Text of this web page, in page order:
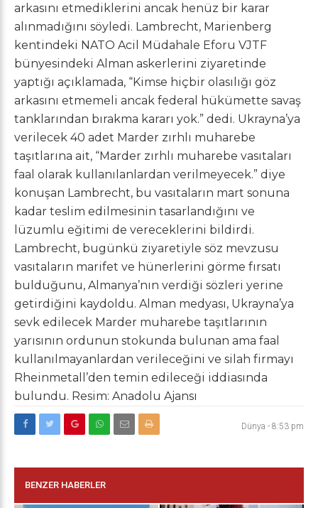
arkasını etmediklerini ancak henüz bir karar
alınmadığını söyledi. Lambrecht, Marienberg
kentindeki NATO Acil Müdahale Eforu VJTF
bünyesindeki Alman askerlerini ziyaretinde
yaptığı açıklamada, “Kimse hiçbir olasılığı göz
arkasını etmemeli ancak federal hükümette savaş
tanklarından bırakma kararı yok.” dedi. Ukrayna’ya
verilecek 40 adet Marder zırhlı muharebe
taşıtlarına ait, “Marder zırhlı muharebe vasıtaları
faal olarak kullanılanlardan verilmeyecek.” diye
konuşan Lambrecht, bu vasıtaların mart sonuna
kadar teslim edilmesinin tasarlandığını ve
lüzumlu eğitimi de vereceklerini bildirdi.
Lambrecht, bugünkü ziyaretiyle söz mevzusu
vasıtaların marifet ve hünerlerini görme fırsatı
bulduğunu, Almanya’nın verdiği sözleri yerine
getirdiğini kaydoldu. Alman medyası, Ukrayna’ya
sevk edilecek Marder muharebe taşıtlarının
yarısının ordunun stokunda bulunan ama faal
kullanılmayanlardan verileceğini ve silah firmayı
Rheinmetall’den temin edileceği iddiasında
bulundu. Resim: Anadolu Ajansı
Dünya - 8:53 pm
BENZER HABERLER